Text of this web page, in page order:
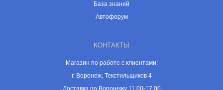
База знаний
Автофорум
КОНТАКТЫ
Магазин по работе с клиентами:
г. Воронеж, Текстильщиков 4
Доставка по Воронежу 11.00-17.00